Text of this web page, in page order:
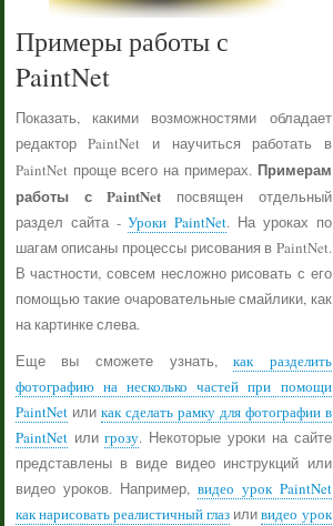
Примеры работы с
PaintNet
Показать, какими возможностями обладает
редактор PaintNet и научиться работать в
PaintNet проще всего на примерах. Примерам
работы с PaintNet посвящен отдельный
раздел сайта -Уроки PaintNet. На уроках по
шагам описаны процессы рисования в PaintNet.
В частности, совсем несложно рисовать с его
помощью такие очаровательные смайлики, как
на картинке слева.
Еще вы сможете узнать,как разделить
фотографию на несколько частей при помощи
PaintNetили как сделать рамку для фотографии в
PaintNetилигрозу. Некоторые уроки на сайте
представлены в виде видео инструкций или
видео уроков. Например, видео урок PaintNet
как нарисовать реалистичный глаз иливидео урок